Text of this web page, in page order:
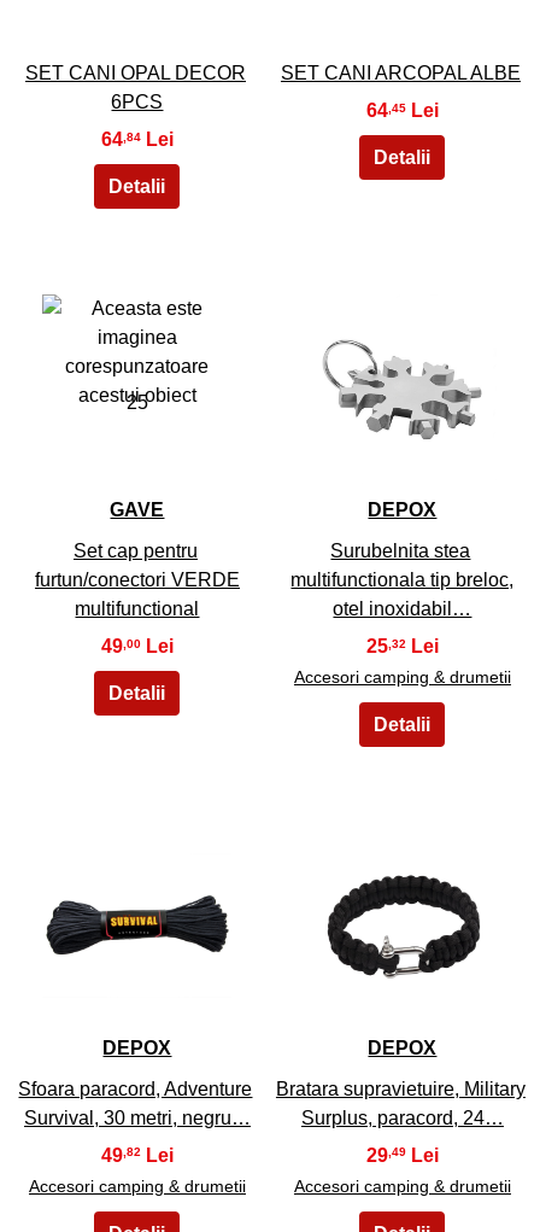
SET CANI OPAL DECOR
6PCS
64 ,84
SET CANI ARCOPAL ALBE
64 ,45
25
GAVE
Set cap pentru
furtun/conectori VERDE
multifunctional
49,00
DEPOX
Surubelnita stea
multifunctionala tip breloc,
otel inoxidabil…
25,32
Accesori camping & drumetii
27
DEPOX
Sfoara paracord, Adventure
Survival, 30 metri, negru…
49,82
Accesori camping & drumetii
28
DEPOX
Bratara supravietuire, Military
Surplus, paracord, 24…
29,49
Accesori camping & drumetii